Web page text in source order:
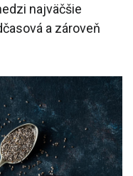
najväčšie
a zároveň